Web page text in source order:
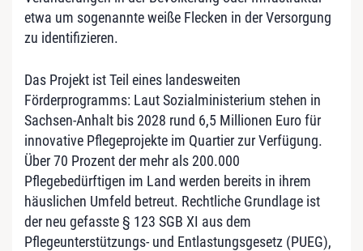
etwa um sogenannte weiße Flecken in der Versorgung
zu identifizieren.
Das Projekt ist Teil eines landesweiten
Förderprogramms: Laut Sozialministerium stehen in
Sachsen-Anhalt bis 2028 rund 6,5 Millionen Euro für
innovative Pflegeprojekte im Quartier zur Verfügung.
Über 70 Prozent der mehr als 200.000
Pflegebedürftigen im Land werden bereits in ihrem
häuslichen Umfeld betreut. Rechtliche Grundlage ist
der neu gefasste § 123 SGB XI aus dem
Pflegeunterstützungs- und Entlastungsgesetz (PUEG),